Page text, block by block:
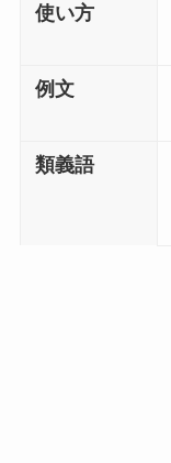
使い方
例文
類義語